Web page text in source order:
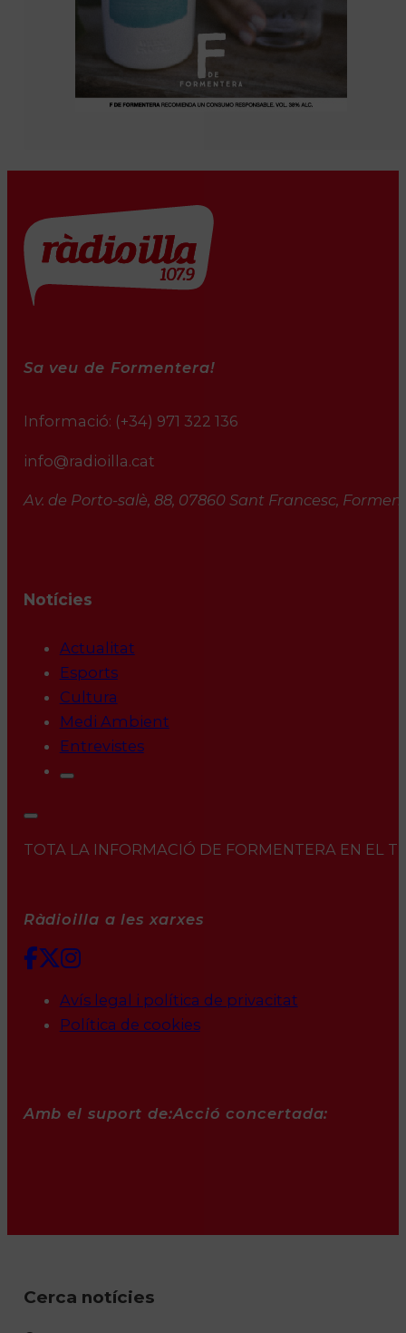
Sa veu de Formentera!
Informació: (+34) 971 322 136
info@radioilla.cat
Av. de Porto-salè, 88, 07860 Sant Francesc,
Notícies
Actualitat
Esports
Cultura
Medi Ambient
Entrevistes
TOTA LA INFORMACIÓ DE FORMENTERA EN EL
Ràdioilla a les xarxes
Avís legal i política de privacitat
Política de cookies
Amb el suport de:Acció concertada:
Cerca notícies